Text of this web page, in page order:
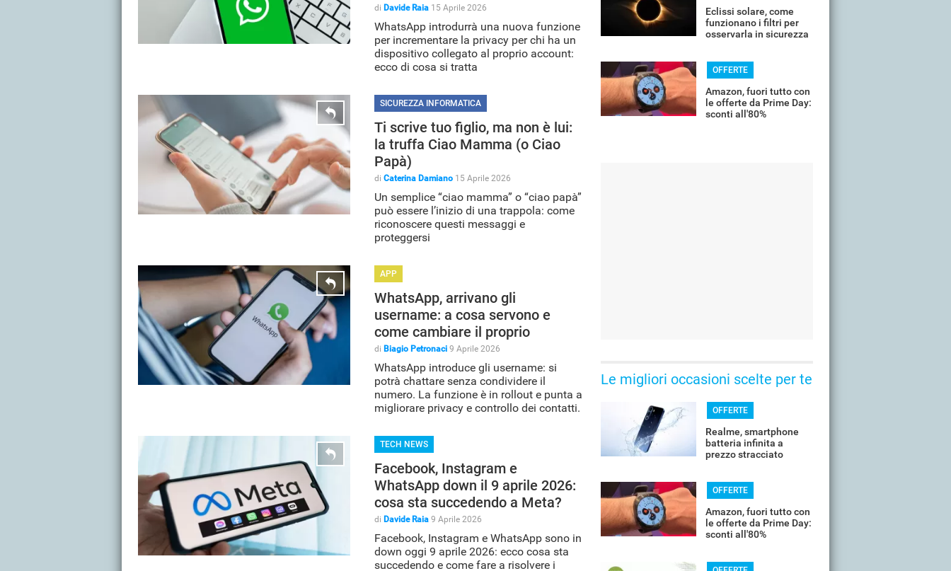
di Davide Raia 15 Aprile 2026
WhatsApp introdurrà una nuova funzione
per incrementare la privacy per chi ha un
dispositivo collegato al proprio account:
ecco di cosa si tratta
SICUREZZA INFORMATICA
Ti scrive tuo figlio, ma non è lui:
la truffa Ciao Mamma (o Ciao
Papà)
di Caterina Damiano 15 Aprile 2026
Un semplice “ciao mamma” o “ciao papà”
può essere l’inizio di una trappola: come
riconoscere questi messaggi e
proteggersi
APP
WhatsApp, arrivano gli
username: a cosa servono e
come cambiare il proprio
di Biagio Petronaci 9 Aprile 2026
WhatsApp introduce gli username: si
potrà chattare senza condividere il
numero. La funzione è in rollout e punta a
migliorare privacy e controllo dei contatti.
TECH NEWS
Facebook, Instagram e
WhatsApp down il 9 aprile 2026:
cosa sta succedendo a Meta?
di Davide Raia 9 Aprile 2026
Facebook, Instagram e WhatsApp sono in
down oggi 9 aprile 2026: ecco cosa sta
succedendo e come fare a risolvere i
Eclissi solare, come
funzionano i filtri per
osservarla in sicurezza
OFFERTE
Amazon, fuori tutto con
le offerte da Prime Day:
sconti all'80%
Le migliori occasioni scelte per te
OFFERTE
Realme, smartphone
batteria infinita a
prezzo stracciato
OFFERTE
Amazon, fuori tutto con
le offerte da Prime Day:
sconti all'80%